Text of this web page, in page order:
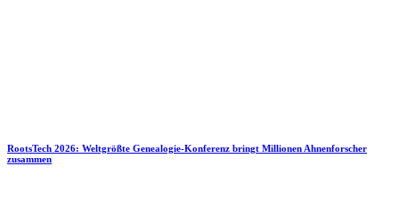
RootsTech 2026: Weltgrößte Genealogie-Konferenz bringt Millionen Ahnenforscher
zusammen